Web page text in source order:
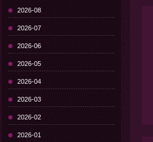
2026-08
2026-07
2026-06
2026-05
2026-04
2026-03
2026-02
2026-01